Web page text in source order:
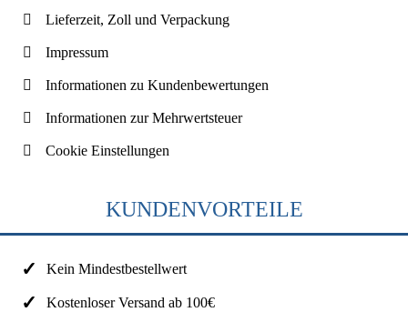
Lieferzeit, Zoll und Verpackung
Impressum
Informationen zu Kundenbewertungen
Informationen zur Mehrwertsteuer
Cookie Einstellungen
KUNDENVORTEILE
Kein Mindestbestellwert
Kostenloser Versand ab 100€